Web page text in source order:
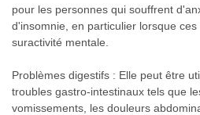
pour les personnes qui souffrent
d'insomnie, en particulier lorsque
suractivité mentale.
Problèmes digestifs : Elle peut être
troubles gastro-intestinaux tels que
vomissements, les douleurs